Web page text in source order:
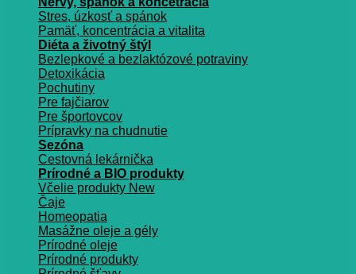
Stres, úzkosť a spánok
Pamäť, koncentrácia a vitalita
Diéta a životný štýl
Bezlepkové a bezlaktózové potraviny
Detoxikácia
Pochutiny
Pre fajčiarov
Pre športovcov
Prípravky na chudnutie
Sezóna
Cestovná lekárnička
Prírodné a BIO produkty
Včelie produkty
Čaje
Homeopatia
Masážne oleje a gély
Prírodné oleje
Prírodné produkty